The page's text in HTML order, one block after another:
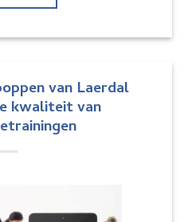
van Laerdal
kwaliteit van